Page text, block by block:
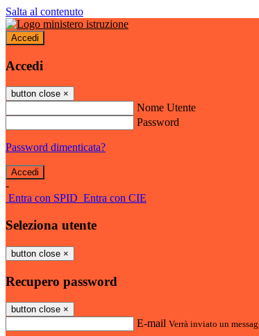
Salta al contenuto
Accedi
Accedi
button close ×
Nome Utente
Password
Password dimenticata?
-
Entra con SPID Entra con CIE
Seleziona utente
button close ×
Recupero password
button close ×
E-mail Verrà inviato un